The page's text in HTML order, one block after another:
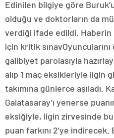
Edinilen bilgiye göre
olduğu ve doktorların da
verdiği ifade edildi. Haberin
için kritik
galibiyet parolasıyla
alıp 1 maç eksikleriyle ligin
takımına günlerce aşıladı.
Galatasaray’ı yenerse
eksiğiyle, ligin zirvesinde
puan farkını 2’ye